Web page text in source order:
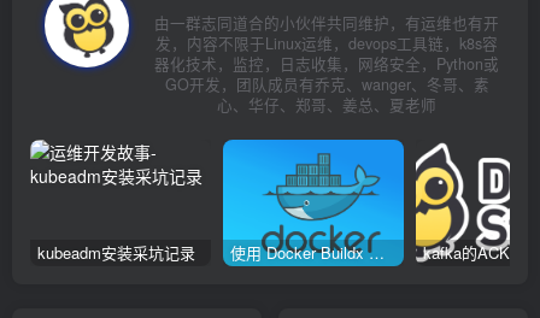
由一群志同道合的小伙伴共同维护，有运维也有开
发，内容不限于Linux运维，devops工具链，k8s容
器化技术，监控，日志收集，网络安全，Python或
GO开发，团队成员有乔克、wanger、冬哥、素
心、华仔、郑哥、姜总、夏老师
kubeadm安装采坑记录 使用 Docker Buildx 构建多种系统架构镜像